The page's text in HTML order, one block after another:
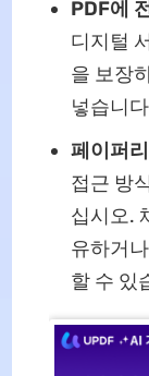
PDF에
디지털
을 보장
넣습니
페이퍼
접근 방
십시오.
유하거
할 수 있